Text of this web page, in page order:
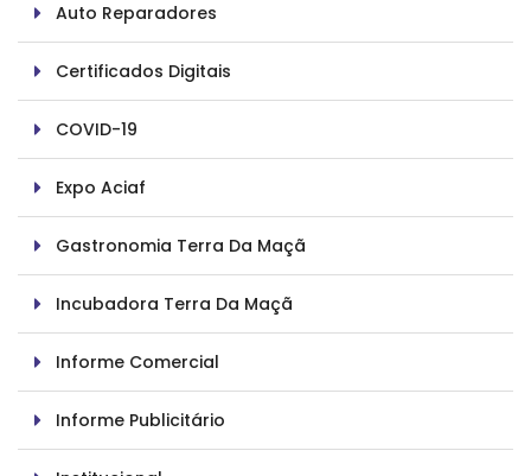
Auto Reparadores
Certificados Digitais
COVID-19
Expo Aciaf
Gastronomia Terra Da Maçã
Incubadora Terra Da Maçã
Informe Comercial
Informe Publicitário